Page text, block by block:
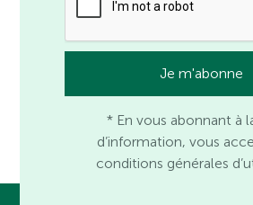
* En vous abonnant à
d’information, vous
conditions générales